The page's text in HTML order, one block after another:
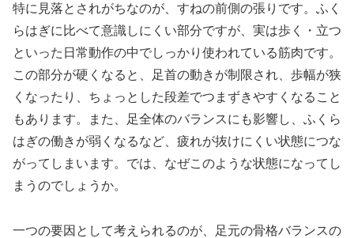
特に見落とされがちなのが、すねの前側の張りです。ふく
らはぎに比べて意識しにくい部分ですが、実は歩く・立つ
といった日常動作の中でしっかり使われている筋肉です。
この部分が硬くなると、足首の動きが制限され、歩幅が狭
くなったり、ちょっとした段差でつまずきやすくなること
もあります。また、足全体のバランスにも影響し、ふくら
はぎの働きが弱くなるなど、疲れが抜けにくい状態につな
がってしまいます。では、なぜこのような状態になってし
まうのでしょうか。
一つの要因として考えられるのが、足元の骨格バランスの